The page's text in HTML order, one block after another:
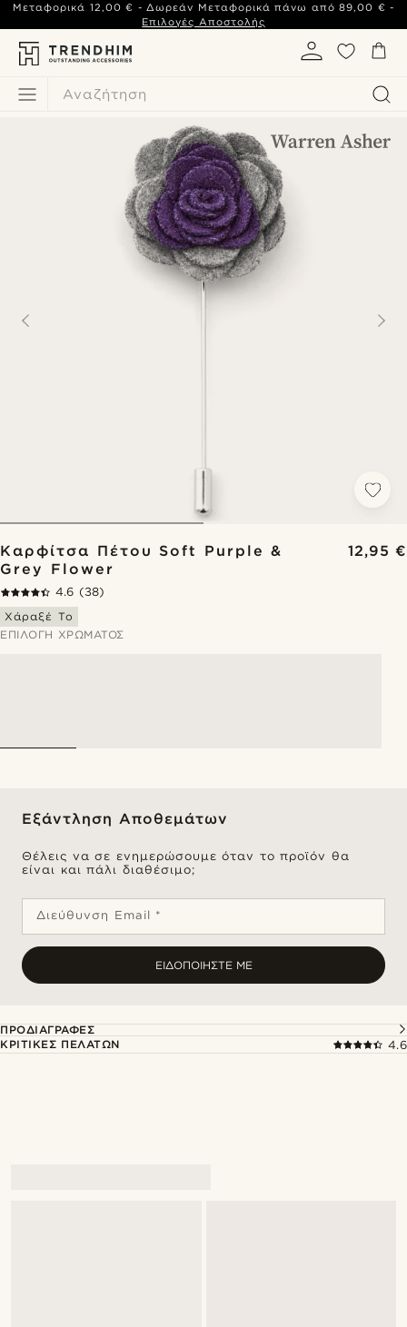
Αναζήτηση
Μεταφορικά 12,00 € - Δωρεάν Μεταφορικά πάνω από 89,00 € -
Επιλογές Αποστολής
Καρφίτσα Πέτου Soft Purple &
Grey Flower
12,95 €
4.6 (38)
Χάραξέ Το
ΕΠΙΛΟΓΉ ΧΡΏΜΑΤΟΣ
Εξάντληση Αποθεμάτων
Θέλεις να σε ενημερώσουμε όταν το προϊόν θα
είναι και πάλι διαθέσιμο;
Διεύθυνση Email *
ΕΙΔΟΠΟΙΉΣΤΕ ΜΕ
ΠΡΟΔΙΑΓΡΑΦΈΣ
ΚΡΙΤΙΚΈΣ ΠΕΛΑΤΏΝ
4.6